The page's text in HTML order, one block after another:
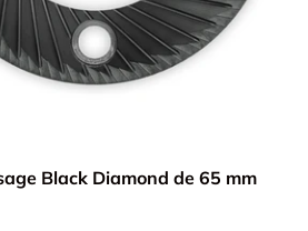
Black Diamond de 65 mm